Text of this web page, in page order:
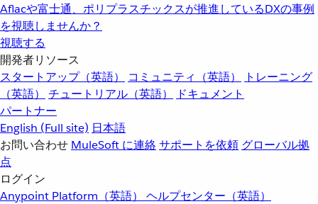
Aflacや富士通、ポリプラスチックスが推進しているDXの事例
を視聴しませんか？
視聴する
開発者リソース
スタートアップ（英語）
コミュニティ（英語）
トレーニング
（英語）
チュートリアル（英語）
ドキュメント
パートナー
English (Full site) 日本語
お問い合わせ MuleSoft に連絡サポートを依頼 グローバル拠
点
ログイン
Anypoint Platform（英語） ヘルプセンター（英語）